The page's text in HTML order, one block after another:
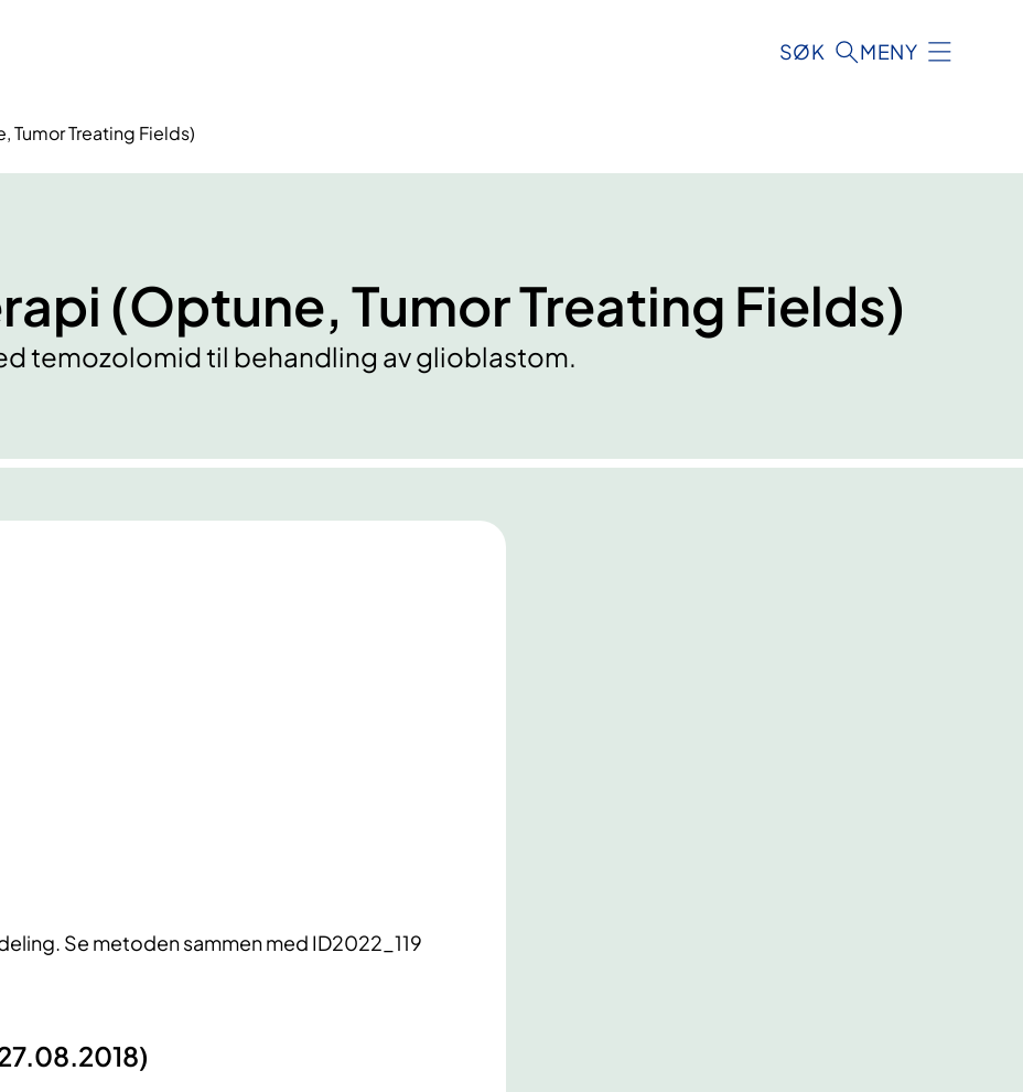
SØK MENY
Treating Fields)
(Optune, Tumor Treating Fields)
temozolomid til behandling av glioblastom.
Se metoden sammen med ID2022_119